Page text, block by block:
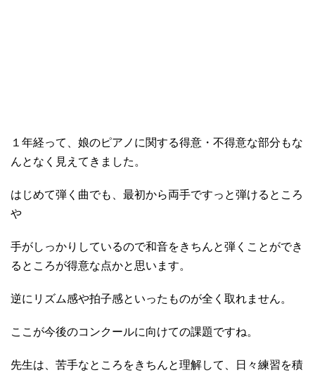
１年経って、娘のピアノに関する得意・不得意な部分もな
んとなく見えてきました。
はじめて弾く曲でも、最初から両手ですっと弾けるところ
や
手がしっかりしているので和音をきちんと弾くことができ
るところが得意な点かと思います。
逆にリズム感や拍子感といったものが全く取れません。
ここが今後のコンクールに向けての課題ですね。
先生は、苦手なところをきちんと理解して、日々練習を積